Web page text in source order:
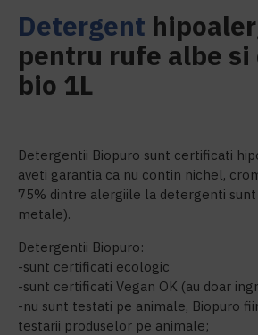
Detergent
pentru rufe albe si
bio 1L
Detergentii Biopuro sunt certificati
aveti garantia ca nu contin nichel,
75% dintre alergiile la detergenti
metale).
Detergentii Biopuro:
-sunt certificati ecologic
-sunt certificati Vegan OK (au doar
-nu sunt testati pe animale, Biopuro
testarii produselor pe animale;